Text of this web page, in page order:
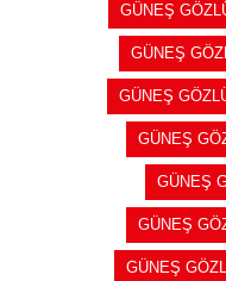
GÜNEŞ
GÜNEŞ
GÜNEŞ
GÜNEŞ
GÜNEŞ
GÜNEŞ
GÜNEŞ